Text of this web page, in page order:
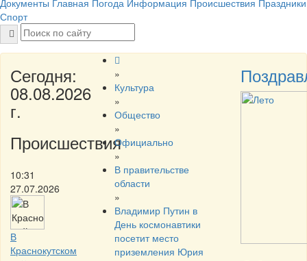
Документы Главная Погода Информация Происшествия Праздники
Спорт
Сегодня:
08.08.2026
г.
Происшествия
10:31
27.07.2026
В
Краснокутском
»
Культура
»
Общество
»
Официально
»
В правительстве
области
»
Владимир Путин в
День космонавтики
посетит место
приземления Юрия